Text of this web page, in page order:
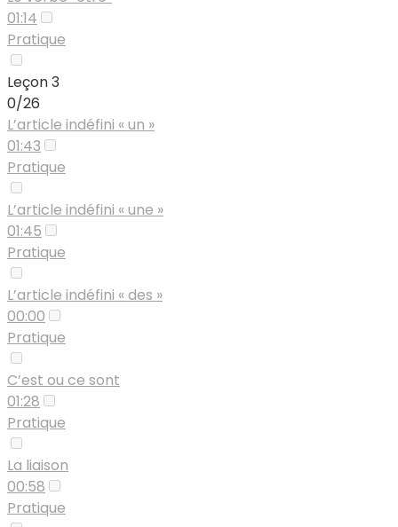
01:14
Pratique
Leçon 3
0/26
L’article indéfini « un »
01:43
Pratique
L’article indéfini « une »
01:45
Pratique
L’article indéfini « des »
00:00
Pratique
C’est ou ce sont
01:28
Pratique
La liaison
00:58
Pratique